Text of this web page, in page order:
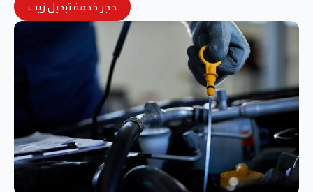
حجز خدمة تبديل زيت